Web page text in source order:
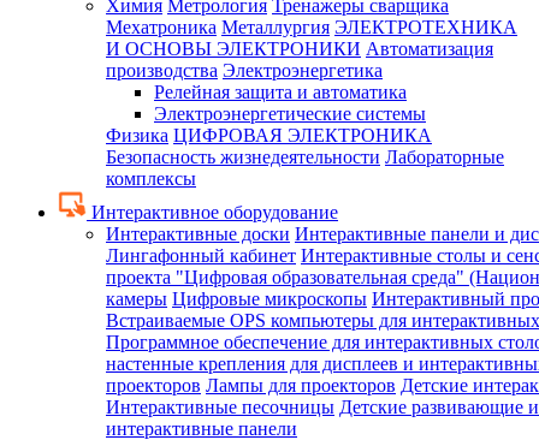
Химия Метрология Тренажеры сварщика
Мехатроника Металлургия ЭЛЕКТРОТЕХНИКА
И ОСНОВЫ ЭЛЕКТРОНИКИ Автоматизация
производства Электроэнергетика
Релейная защита и автоматика
Электроэнергетические системы
Физика ЦИФРОВАЯ ЭЛЕКТРОНИКА
Безопасность жизнедеятельности Лабораторные
комплексы
Интерактивное оборудование
Интерактивные доски Интерактивные панели и
Лингафонный кабинет Интерактивные столы и
проекта "Цифровая образовательная среда"
камеры Цифровые микроскопы Интерактивный
Встраиваемые OPS компьютеры для
Программное обеспечение для интерактивных
настенные крепления для дисплеев и
проекторов Лампы для проекторов Детские
Интерактивные песочницы Детские развивающие
интерактивные панели